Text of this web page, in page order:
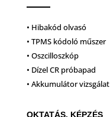
• Hibakód olvasó
• TPMS kódoló műszer
• Oszcilloszkóp
• Dízel CR próbapad
• Akkumulátor vizsgálat
OKTATÁS, KÉPZÉS